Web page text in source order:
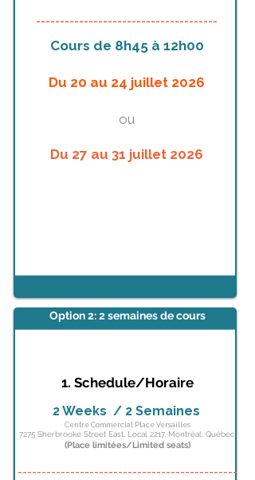
Cours de 8h45 à 12h00
Du 20 au 24 juillet 2026
ou
Du 27 au 31 juillet 2026
Option 2:2 semaines de cours
1. Schedule/Horaire
2 Weeks / 2 Semaines
Centre Commercial Place Versailles
7275 Sherbrooke Street East, Local 2217, Montréal, Québec
(Place limitées/Limited seats)